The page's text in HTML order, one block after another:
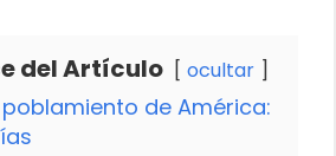
del Artículo ocultar
de América: